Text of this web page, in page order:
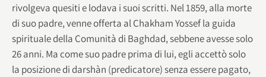
rivolgeva quesiti e lodava i suoi scritti. Nel 1859, alla morte
di suo padre, venne offerta al Chakham Yossef la guida
spirituale della Comunità di Baghdad, sebbene avesse solo
26 anni. Ma come suo padre prima di lui, egli accettò solo
la posizione di darshàn (predicatore) senza essere pagato,